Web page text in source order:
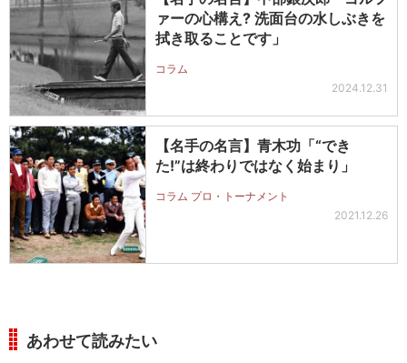
ァーの心構え? 洗面台の水しぶきを
拭き取ることです」
コラム
2024.12.31
【名手の名言】青木功「“でき
た!”は終わりではなく始まり」
コラム プロ・トーナメント
2021.12.26
あわせて読みたい